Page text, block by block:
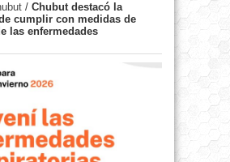
/ Chubut destacó la
cumplir con medidas de
las enfermedades